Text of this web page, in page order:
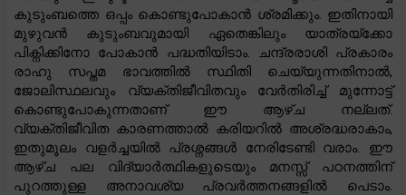
കുടുംബത്തെ ഒപ്പം കൊണ്ടുപോകാൻ ശ്രമിക്കും. ഇതിനായി
മുഴുവൻ കുടുംബവുമായി ഏതെങ്കിലും യാത്രയ്‌ക്കോ
പിക്നിക്കിനോ പോകാൻ പദ്ധതിയിടാം. ചന്ദ്രരാശി പ്രകാരം
രാഹു സപ്തമ ഭാവത്തിൽ സ്ഥിതി ചെയ്യുന്നതിനാൽ,
ജോലിസ്ഥലവും വ്യക്തിജീവിതവും വേർതിരിച്ച് മുന്നോട്ട്
കൊണ്ടുപോകുന്നതാണ് ഈ ആഴ്ച നല്ലത്.
വ്യക്തിജീവിത കാരണത്താൽ കരിയറിൽ അശ്രദ്ധരാകാം,
ഇതുമൂലം വളർച്ചയിൽ പ്രശ്നങ്ങൾ നേരിടേണ്ടി വരാം. ഈ
ആഴ്ച പല വിദ്യാർത്ഥികളുടെയും മനസ്സ് പഠനത്തിന്
പുറത്തുള്ള അനാവശ്യ പ്രവർത്തനങ്ങളിൽ പെടാം.